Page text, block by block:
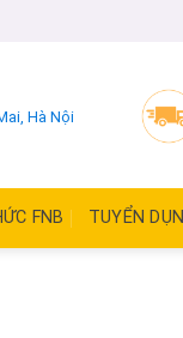
Hà Nội
FNB TUYỂN